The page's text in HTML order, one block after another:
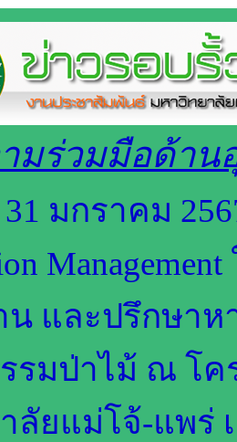
มร่วมมือด้าน
มกราคม
น และปรึกษา
รมป่าไม้ ณ โค
ลัยแม่โจ้-แพร่